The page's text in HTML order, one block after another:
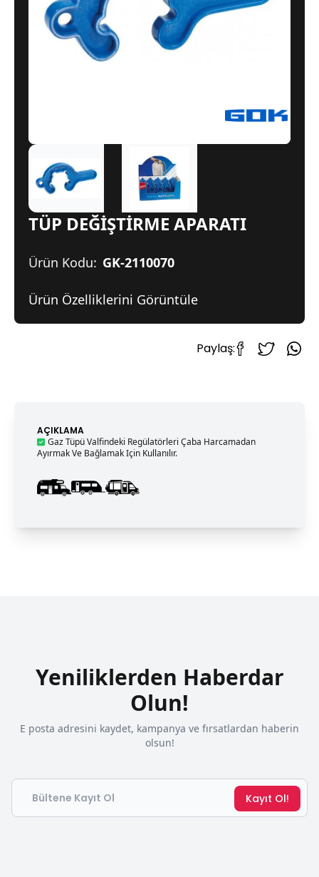
TÜP DEĞİŞTİRME APARATI
Ürün Kodu: GK-2110070
Ürün Özelliklerini Görüntüle
Paylaş:
AÇIKLAMA
Gaz Tüpü Valfindeki Regülatörleri Çaba Harcamadan
Ayırmak Ve Bağlamak Için Kullanılır.
Yeniliklerden Haberdar
Olun!
E posta adresini kaydet, kampanya ve fırsatlardan haberin
olsun!
Email
Kayıt Ol!